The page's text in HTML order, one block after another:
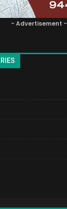
- Advertisement -